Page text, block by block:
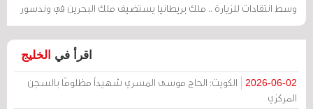
وسط انتقادات للزيارة .. ملك بريطانيا يستضيف ملك البحرين في وندسور
اقرأ في الخليج
2026-06-02
الكويت: الحاج موسى المسري شهيداً مظلومًا بالسجن
المركزي